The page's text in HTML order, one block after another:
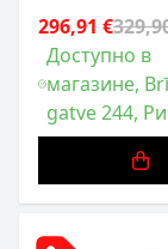
296,91 €
Доступно в
магазине,
gatve 244,